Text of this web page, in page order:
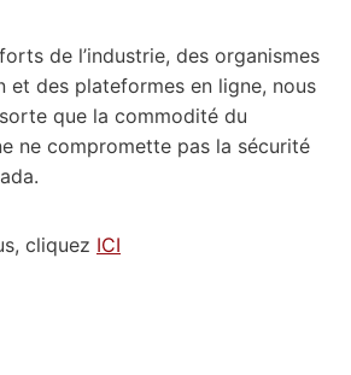
de l’industrie, des organismes
et des plateformes en ligne, nous
que la commodité du
ne compromette pas la sécurité
cliquez ICI